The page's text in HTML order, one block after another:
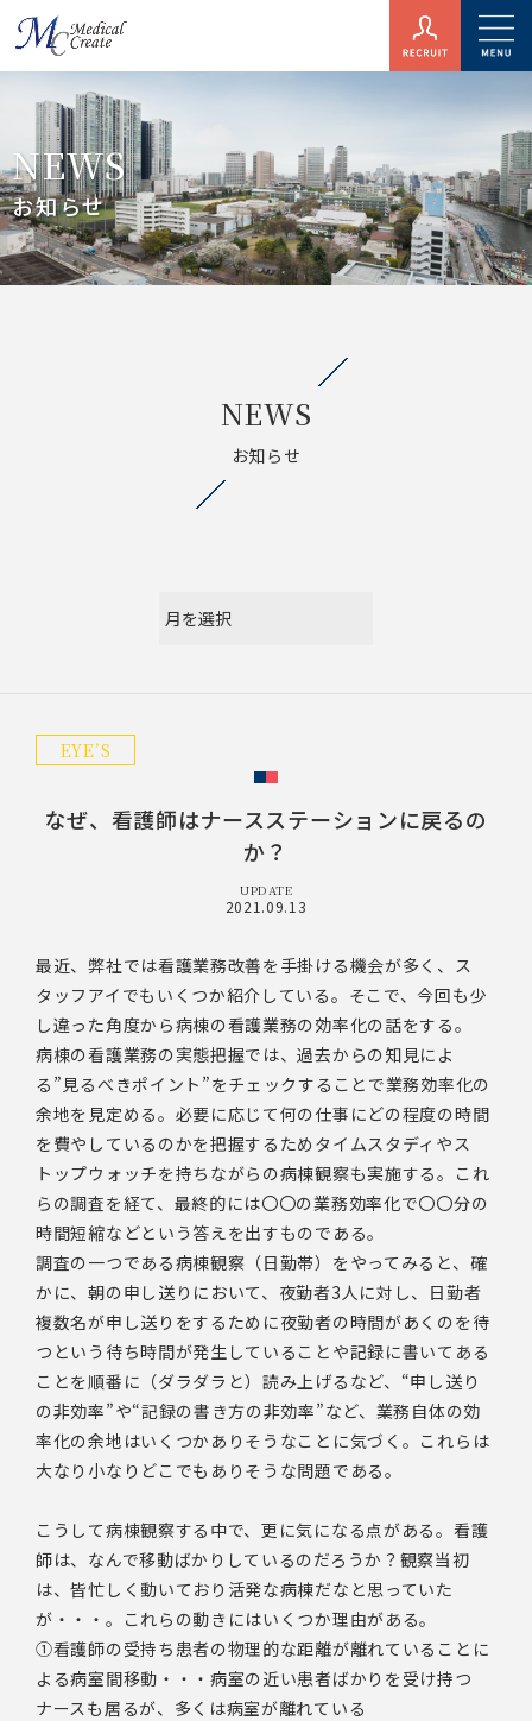
NEWS
お知らせ
NEWS
お知らせ
EYE’S
なぜ、看護師はナースステーションに戻るの
か？
UPDATE
2021.09.13
最近、弊社では看護業務改善を手掛ける機会が多く、ス
タッフアイでもいくつか紹介している。そこで、今回も少
し違った角度から病棟の看護業務の効率化の話をする。
病棟の看護業務の実態把握では、過去からの知見によ
る”見るべきポイント”をチェックすることで業務効率化の
余地を見定める。必要に応じて何の仕事にどの程度の時間
を費やしているのかを把握するためタイムスタディやス
トップウォッチを持ちながらの病棟観察も実施する。これ
らの調査を経て、最終的には〇〇の業務効率化で〇〇分の
時間短縮などという答えを出すものである。
調査の一つである病棟観察（日勤帯）をやってみると、確
かに、朝の申し送りにおいて、夜勤者3人に対し、日勤者
複数名が申し送りをするために夜勤者の時間があくのを待
つという待ち時間が発生していることや記録に書いてある
ことを順番に（ダラダラと）読み上げるなど、“申し送り
の非効率”や“記録の書き方の非効率”など、業務自体の効
率化の余地はいくつかありそうなことに気づく。これらは
大なり小なりどこでもありそうな問題である。
こうして病棟観察する中で、更に気になる点がある。看護
師は、なんで移動ばかりしているのだろうか？観察当初
は、皆忙しく動いており活発な病棟だなと思っていた
が・・・。これらの動きにはいくつか理由がある。
①看護師の受持ち患者の物理的な距離が離れていることに
よる病室間移動・・・病室の近い患者ばかりを受け持つ
ナースも居るが、多くは病室が離れている